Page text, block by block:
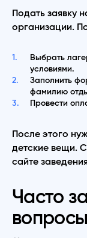
Подать заявку
организации.
Выбрать
условиями.
Заполнить
фамилию
Провести
После этого
детские вещи.
сайте
Часто
вопросы